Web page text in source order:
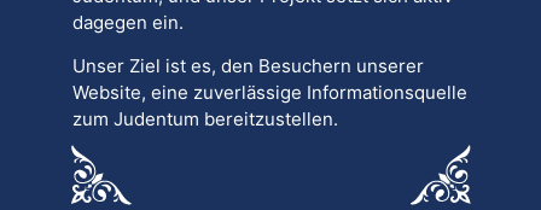
dagegen ein.
Unser Ziel ist es, den Besuchern unserer
Website, eine zuverlässige Informationsquelle
zum Judentum bereitzustellen.